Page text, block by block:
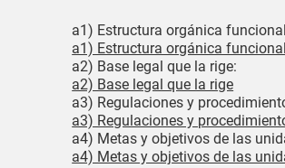
a1) Estructura orgánica
a1) Estructura orgánica funcional
a2) Base legal que la rige:
a2) Base legal que la rige
a3) Regulaciones y
a3) Regulaciones y
a4) Metas y objetivos de las
a4) Metas y objetivos de las